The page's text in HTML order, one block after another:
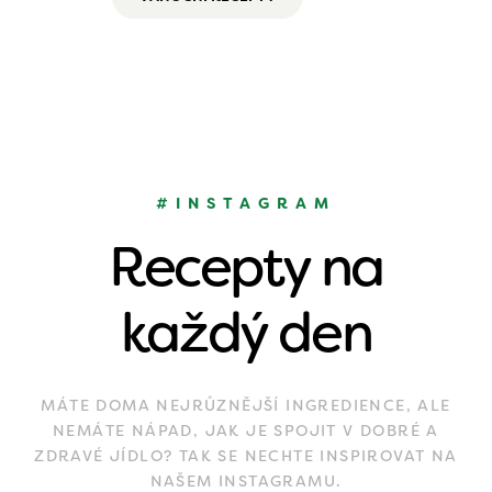
#INSTAGRAM
Recepty na
každý den
MÁTE DOMA NEJRŮZNĚJŠÍ INGREDIENCE, ALE
NEMÁTE NÁPAD, JAK JE SPOJIT V DOBRÉ A
ZDRAVÉ JÍDLO? TAK SE NECHTE INSPIROVAT NA
NAŠEM INSTAGRAMU.